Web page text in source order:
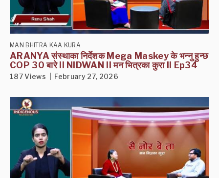
MAN BHITRA KAA KURA
ARANYA संस्थाका निर्देशक Mega Maskey के भन्नु हुन्छ
COP 30 बारे II NIDWAN II मन भित्रका कुरा II Ep34
187 Views | February 27, 2026